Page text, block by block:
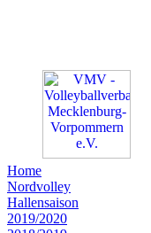
Home
Nordvolley
Hallensaison
2019/2020